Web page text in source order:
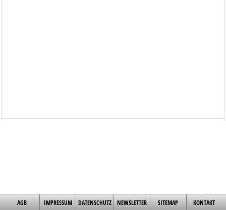
AGB IMPRESSUM DATENSCHUTZ NEWSLETTER SITEMAP KONTAKT